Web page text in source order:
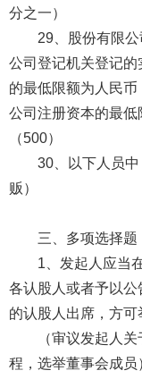
分之一）
29、股份有限
公司登记机关登记
的最低限额为人民
公司注册资本的最低
（500）
30、以下人员
贩）
三、多项选择题
1、发起人应当
各认股人或者予以
的认股人出席，方可
（审议发起人
程，选举董事会成员